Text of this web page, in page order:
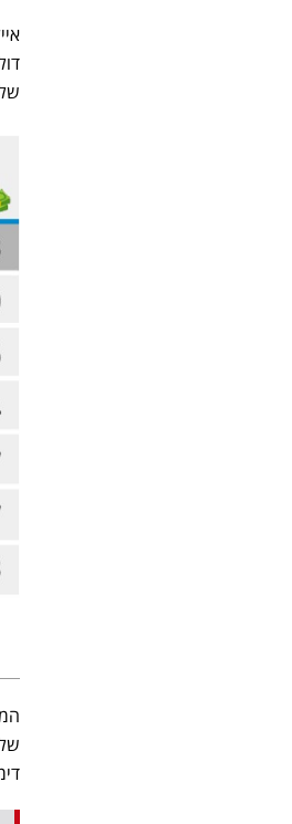
דולר,
של 36 מיליון דולר, כשהונו מוערך כעת ב-13.8 מיליארד דולר